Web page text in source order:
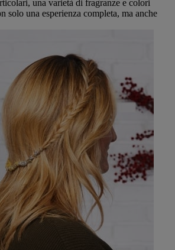
una varietà di fragranze e colori
solo una esperienza completa, ma anche